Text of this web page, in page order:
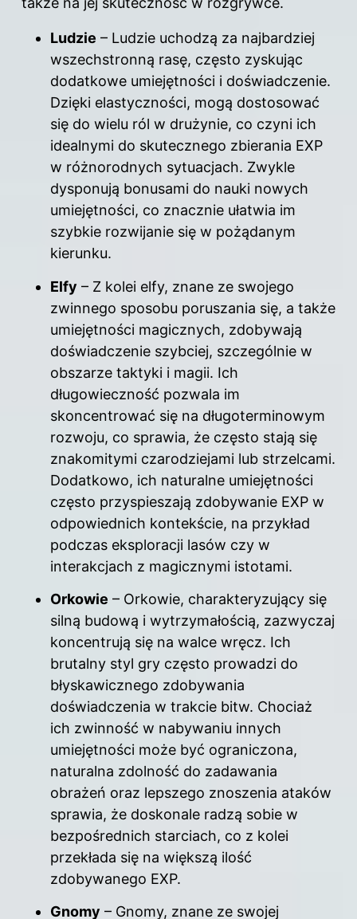
Ludzie – Ludzie uchodzą za najbardziej
wszechstronną rasę, często zyskując
dodatkowe umiejętności i doświadczenie.
Dzięki elastyczności, mogą dostosować
się do wielu ról w drużynie, co czyni ich
idealnymi do skutecznego zbierania EXP
w różnorodnych sytuacjach. Zwykle
dysponują bonusami do nauki nowych
umiejętności, co znacznie ułatwia im
szybkie rozwijanie się w pożądanym
kierunku.
Elfy – Z kolei elfy, znane ze swojego
zwinnego sposobu poruszania się, a także
umiejętności magicznych, zdobywają
doświadczenie szybciej, szczególnie w
obszarze taktyki i magii. Ich
długowieczność pozwala im
skoncentrować się na długoterminowym
rozwoju, co sprawia, że często stają się
znakomitymi czarodziejami lub strzelcami.
Dodatkowo, ich naturalne umiejętności
często przyspieszają zdobywanie EXP w
odpowiednich kontekście, na przykład
podczas eksploracji lasów czy w
interakcjach z magicznymi istotami.
Orkowie – Orkowie, charakteryzujący się
silną budową i wytrzymałością, zazwyczaj
koncentrują się na walce wręcz. Ich
brutalny styl gry często prowadzi do
błyskawicznego zdobywania
doświadczenia w trakcie bitw. Chociaż
ich zwinność w nabywaniu innych
umiejętności może być ograniczona,
naturalna zdolność do zadawania
obrażeń oraz lepszego znoszenia ataków
sprawia, że doskonale radzą sobie w
bezpośrednich starciach, co z kolei
przekłada się na większą ilość
zdobywanego EXP.
Gnomy – Gnomy, znane ze swojej